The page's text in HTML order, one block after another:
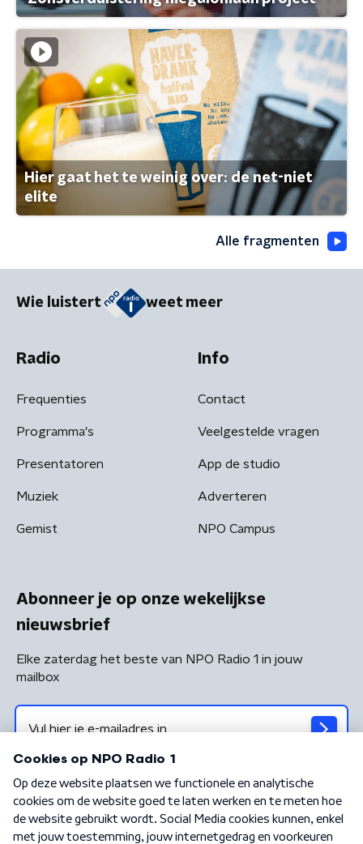
Hier gaat het te weinig over: de net-niet
elite
Alle fragmenten
Wie luistert weet meer
Radio
Frequenties
Programma's
Presentatoren
Muziek
Gemist
Info
Contact
Veelgestelde vragen
App de studio
Adverteren
NPO Campus
Abonneer je op onze wekelijkse
nieuwsbrief
Elke zaterdag het beste van NPO Radio 1 in jouw
mailbox
Algemene voorwaarden Privacybeleid